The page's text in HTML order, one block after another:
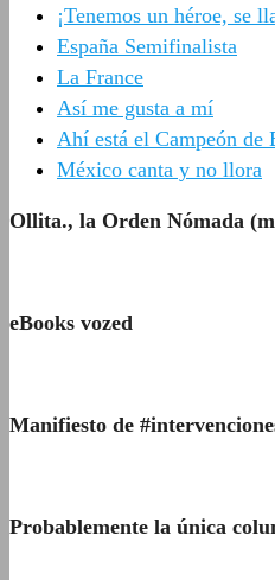
¡Tenemos un héroe, se
España Semifinalista
La France
Así me gusta a mí
Ahí está el Campeón de
México canta y no llora
Ollita., la Orden Nómada
eBooks vozed
Manifiesto de
Probablemente la única